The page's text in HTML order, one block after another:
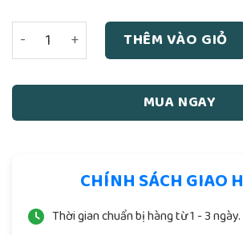
Sách Thông Thiên Học: Thiên Nhiên
THÊM VÀO GIỎ
MUA NGAY
CHÍNH SÁCH GIAO
Thời gian chuẩn bị hàng từ 1 - 3 ngày.